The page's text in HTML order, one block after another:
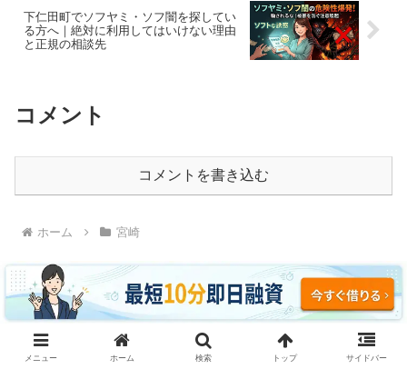
下仁田町でソフヤミ・ソフ闇を探してい
る方へ｜絶対に利用してはいけない理由
と正規の相談先
コメント
コメントを書き込む
ホーム 宮崎
ソフヤミ・ソフ闇に騙されるな｜即日融資・ブラッ
メニュー ホーム 検索 トップ サイドバー